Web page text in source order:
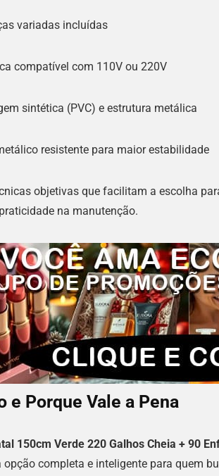
variadas incluídas
compatível com 110V ou 220V
sintética (PVC) e estrutura metálica
resistente para maior estabilidade
objetivas que facilitam a escolha
na manutenção.
e Porque Vale a Pena
150cm Verde 220 Galhos Cheia + 90
opção completa e inteligente para quem